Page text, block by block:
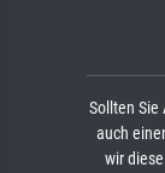
Sollten Sie
auch
wir